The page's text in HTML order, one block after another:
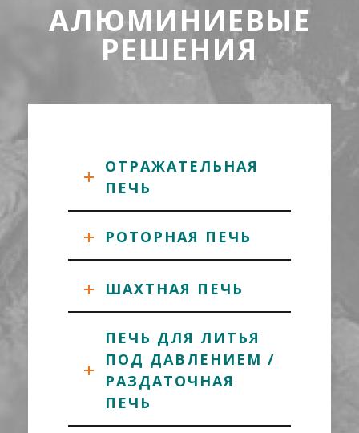
АЛЮМИНИЕВЫЕ
РЕШЕНИЯ
ОТРАЖАТЕЛЬНАЯ
ПЕЧЬ
РОТОРНАЯ ПЕЧЬ
ШАХТНАЯ ПЕЧЬ
ПЕЧЬ ДЛЯ ЛИТЬЯ
ПОД ДАВЛЕНИЕМ /
РАЗДАТОЧНАЯ
ПЕЧЬ